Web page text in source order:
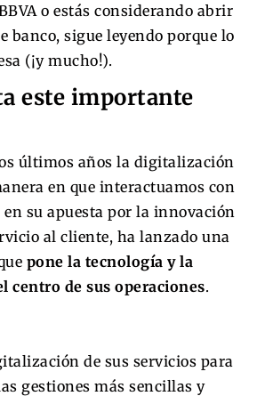
o estás considerando abrir
banco, sigue leyendo porque lo
(¡y mucho!).
este importante
últimos años la digitalización
en que interactuamos con
en su apuesta por la innovación
al cliente, ha lanzado una
pone la tecnología y la
centro de sus operaciones.
de sus servicios para
gestiones más sencillas y